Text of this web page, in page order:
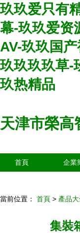
玖玖爱只有
幕-玖玖爱资
AV-玖玖国
玖玖玖玖草-
玖热精品
天津市榮高
首頁 企業
當前位置： 首頁 > 產品
集裝